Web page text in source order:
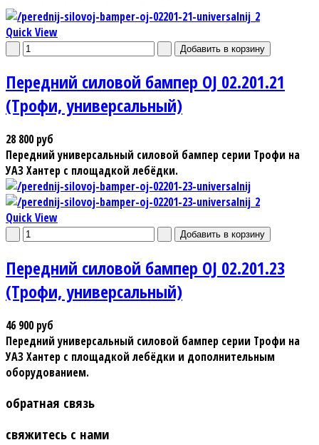
Quick View
Передний силовой бампер OJ 02.201.21
(Трофи, универсальный)
28 800 руб
Передний универсальный силовой бампер серии Трофи на
УАЗ Хантер с площадкой лебёдки.
Quick View
Передний силовой бампер OJ 02.201.23
(Трофи, универсальный)
46 900 руб
Передний универсальный силовой бампер серии Трофи на
УАЗ Хантер с площадкой лебёдки и дополнительным
оборудованием.
обратная связь
свяжитесь с нами